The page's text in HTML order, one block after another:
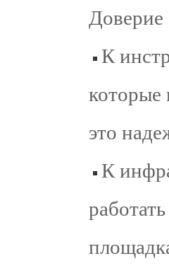
Доверие
К
которые
это
К